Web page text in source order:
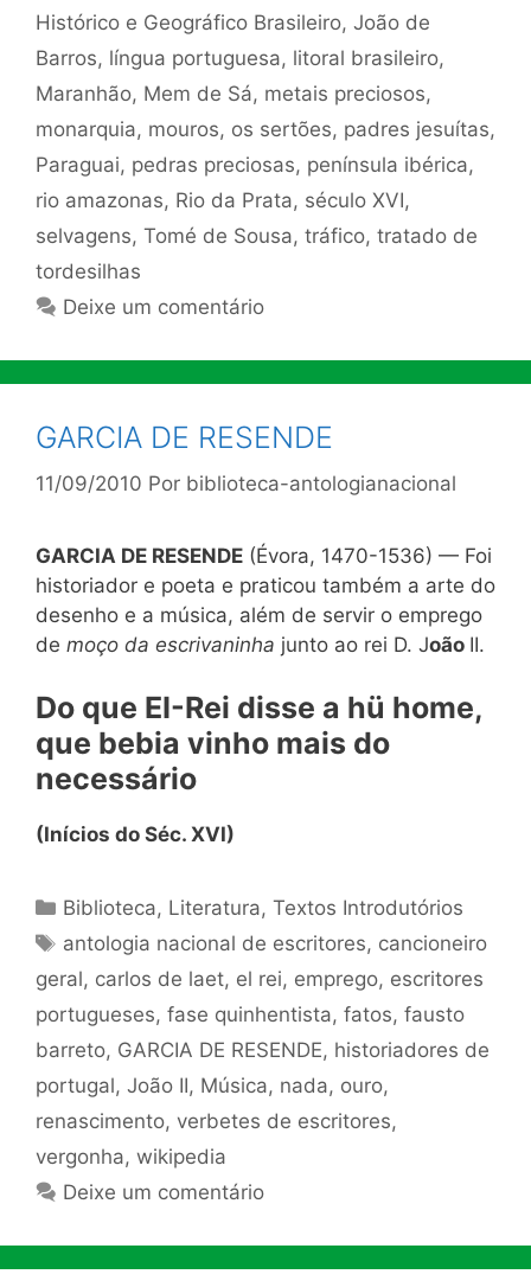
Histórico e Geográfico Brasileiro, João de
Barros, língua portuguesa, litoral brasileiro,
Maranhão, Mem de Sá, metais preciosos,
monarquia, mouros, os sertões, padres jesuítas,
Paraguai, pedras preciosas, península ibérica,
rio amazonas, Rio da Prata, século XVI,
selvagens, Tomé de Sousa, tráfico, tratado de
tordesilhas
Deixe um comentário
GARCIA DE RESENDE
11/09/2010 Por biblioteca-antologianacional
GARCIA DE RESENDE (Évora, 1470-1536) — Foi
historiador e poeta e praticou também a arte do
desenho e a música, além de servir o emprego
de moço da escrivaninha junto ao rei D. João II.
Do que EI-Rei disse a hü home,
que bebia vinho mais do
necessário
(Inícios do Séc. XVI)
Categorias
Biblioteca, Literatura,Textos Introdutórios
Tags
antologia nacional de escritores, cancioneiro
geral, carlos de laet, el rei, emprego, escritores
portugueses, fase quinhentista, fatos, fausto
barreto, GARCIA DE RESENDE, historiadores de
portugal, João II, Música, nada, ouro,
renascimento, verbetes de escritores,
vergonha, wikipedia
Deixe um comentário